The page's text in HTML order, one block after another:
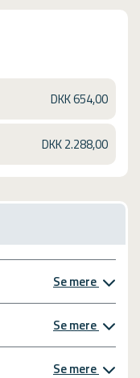
DKK 654,00
DKK 2.288,00
Se mere
Se mere
Se mere